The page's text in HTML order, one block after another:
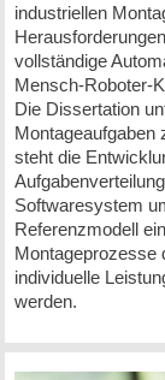
industriellen
vollständige
Mensch-Roboter-
Die Dissertation
Montageaufgaben
steht die
Softwaresystem
Referenzmodell
Montageprozesse
individuelle
werden.